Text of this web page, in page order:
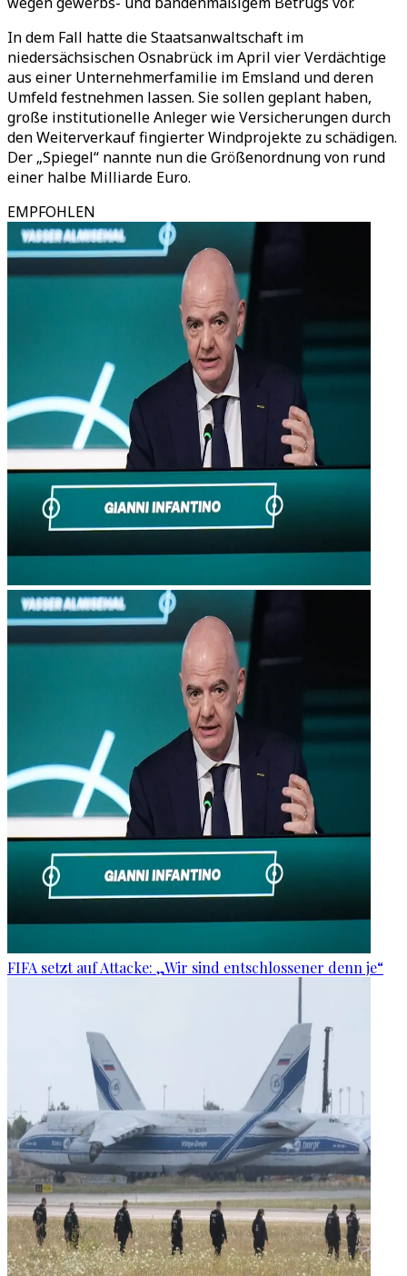
In dem Fall hatte die Staatsanwaltschaft im
niedersächsischen Osnabrück im April vier Verdächtige
aus einer Unternehmerfamilie im Emsland und deren
Umfeld festnehmen lassen. Sie sollen geplant haben,
große institutionelle Anleger wie Versicherungen durch
den Weiterverkauf fingierter Windprojekte zu schädigen.
Der „Spiegel“ nannte nun die Größenordnung von rund
einer halbe Milliarde Euro.
EMPFOHLEN
FIFA setzt auf Attacke: „Wir sind entschlossener denn je“